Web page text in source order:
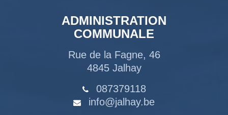
ADMINISTRATION
COMMUNALE
Rue de la Fagne, 46
4845 Jalhay
087379118
info@jalhay.be